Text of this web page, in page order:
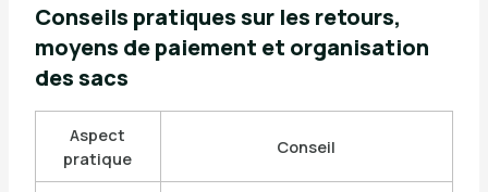
Conseils pratiques sur les retours,
moyens de paiement et organisation
des sacs
Aspect
pratique
Conseil